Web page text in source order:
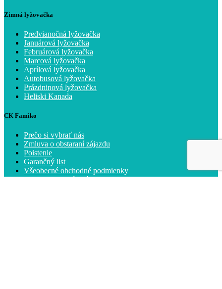
Zimná lyžovačka
Predvianočná lyžovačka
Januárová lyžovačka
Februárová lyžovačka
Marcová lyžovačka
Aprílová lyžovačka
Autobusová lyžovačka
Prázdninová lyžovačka
Heliski Kanada
CK Famiko
Prečo si vybrať nás
Zmluva o obstaraní zájazdu
Poistenie
Garančný list
Všeobecné obchodné podmienky
Ochrana osobných údajov